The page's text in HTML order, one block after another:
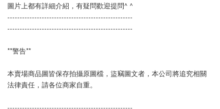
圖片上都有詳細介紹，有疑問歡迎提問^ ^
---------------------------------------------------
---------------------------------------------------
**警告**
本賣場商品圖皆保存拍攝原圖檔，盜竊圖文者，本公司將追究相關
法律責任，請各位商家自重。
---------------------------------------------------